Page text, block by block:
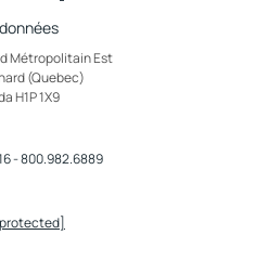
Métropolitain Est
(Quebec)
H1P 1X9
-800.982.6889